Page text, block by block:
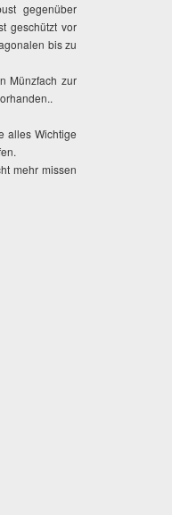
gegenüber
geschützt vor
bis zu
Münzfach zur
alles Wichtige
mehr missen